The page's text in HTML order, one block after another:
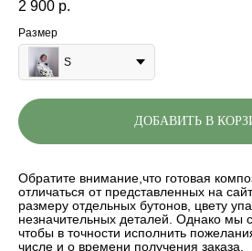
2 900 р.
Размер
S
ДОБАВИТЬ В
Обратите внимание,что готовая
отличаться от представленных на
размеру отдельных бутонов, цвету
незначительных деталей. Однако мы
чтобы в точности исполнить
числе и о времени получения заказа.